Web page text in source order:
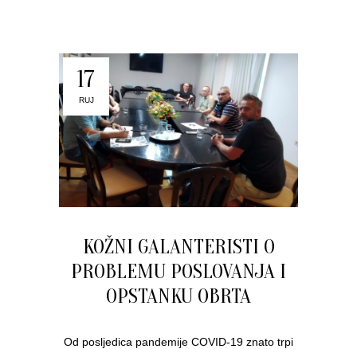
17
RUJ
KOŽNI GALANTERISTI O
PROBLEMU POSLOVANJA I
OPSTANKU OBRTA
Od posljedica pandemije COVID-19 znato trpi